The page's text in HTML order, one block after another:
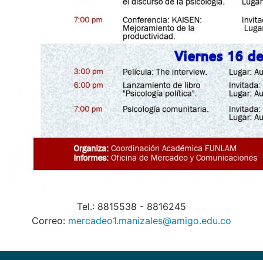
Tel.: 8815538 - 8816245
Correo: mercadeo1.manizales@amigo.edu.co